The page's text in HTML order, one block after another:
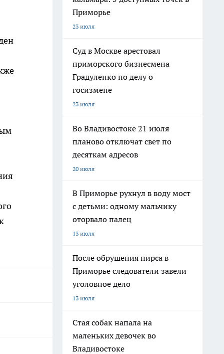
Приморье
23 июля
Суд в Москве арестовал
приморского бизнесмена
Градуленко по делу о
госизмене
23 июля
Во Владивостоке 21 июля
планово отключат свет по
десяткам адресов
20 июля
В Приморье рухнул в воду мост
с детьми: одному мальчику
оторвало палец
13 июля
После обрушения пирса в
Приморье следователи завели
уголовное дело
13 июля
Стая собак напала на
маленьких девочек во
Владивостоке